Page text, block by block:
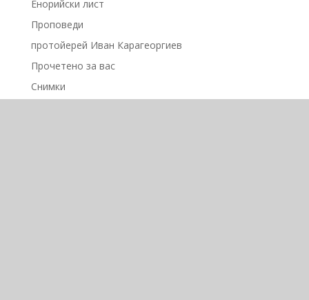
Енорийски лист
Проповеди
протойерей Иван Карагеоргиев
Прочетено за вас
Снимки